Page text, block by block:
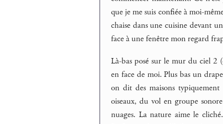
que je me suis confiée à moi-
chaise dans une cuisine devant
face à une fenêtre mon regard
Là-bas posé sur le mur du ciel 2
en face de moi. Plus bas un
on dit des maisons
oiseaux, du vol en groupe
nuages. La nature aime le